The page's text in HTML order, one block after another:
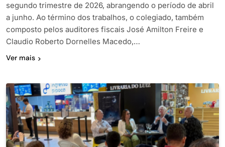
segundo trimestre de 2026, abrangendo o período de abril
a junho. Ao término dos trabalhos, o colegiado, também
composto pelos auditores fiscais José Amilton Freire e
Claudio Roberto Dornelles Macedo,…
Ver mais